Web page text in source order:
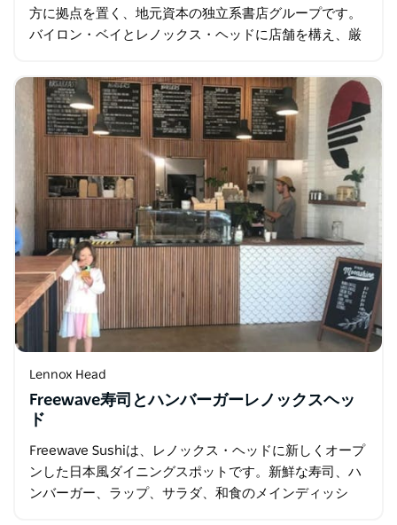
方に拠点を置く、地元資本の独立系書店グループです。
バイロン・ベイとレノックス・ヘッドに店舗を構え、厳
て知られ、読者が新刊、不朽の名作…
Lennox Head
Freewave寿司とハンバーガーレノックスヘッ
ド
Freewave Sushiは、レノックス・ヘッドに新しくオープ
ンした日本風ダイニングスポットです。新鮮な寿司、ハ
ンバーガー、ラップ、サラダ、和食のメインディッシ